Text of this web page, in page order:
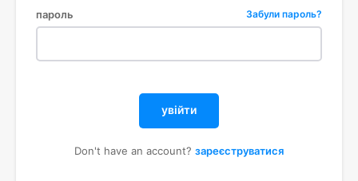
пароль Забули пароль?
увійти
Don't have an account? зареєструватися